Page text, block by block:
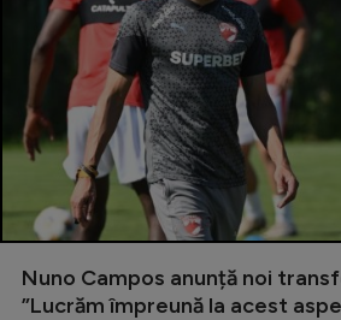
Nuno Campos anunță noi
”Lucrăm împreună la acest